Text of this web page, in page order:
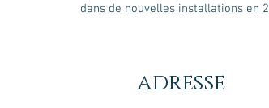
adresse
dans de nouvelles installations en